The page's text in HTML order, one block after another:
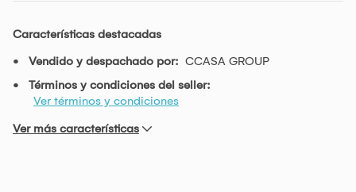
Características destacadas
Vendido y despachado por: CCASA GROUP
Términos y condiciones del seller:
Ver términos y condiciones
Ver más características